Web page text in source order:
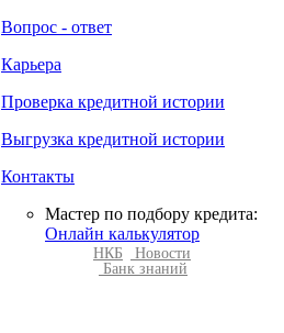
Вопрос - ответ
Карьера
Проверка кредитной истории
Выгрузка кредитной истории
Контакты
Мастер по подбору кредита:
Онлайн калькулятор
НКБ
Новости
Банк знаний